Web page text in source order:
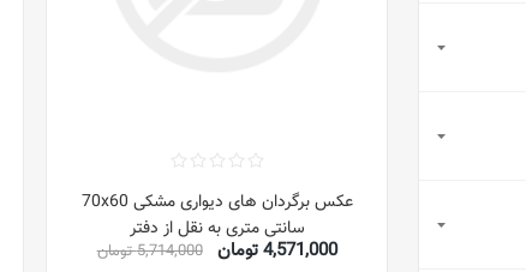
عکس برگردان های دیواری مشکی 70x60
سانتی متری به نقل از دفتر
4,571,000 تومان 5,714,000 تومان